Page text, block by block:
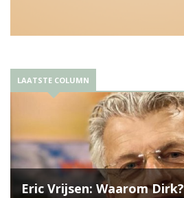
LAATSTE COLUMN
Eric Vrijsen: Waarom Dirk?